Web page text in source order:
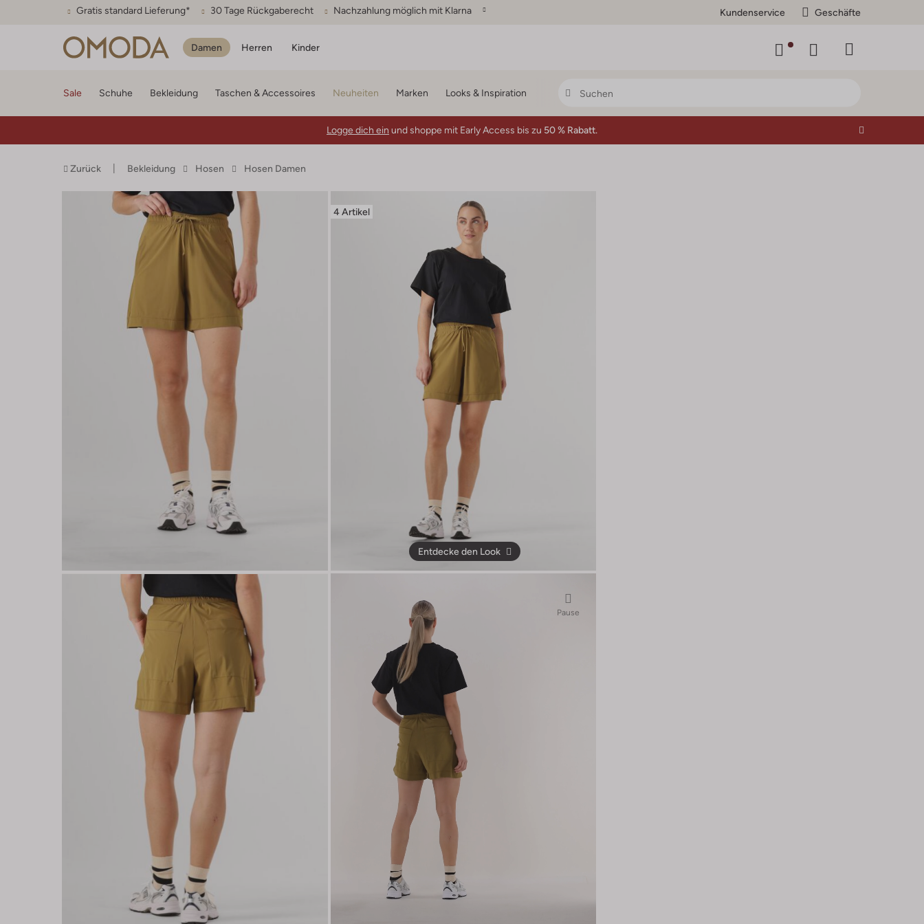
Gratis standard Lieferung* 30 Tage Rückgaberecht Nachzahlung möglich mit Klarna Kundenservice Geschäfte
Damen Herren Kinder
Sale Schuhe Bekleidung Taschen & Accessoires Neuheiten Marken Looks & Inspiration
Logge dich ein und shoppe mit Early Access bis zu 50 % Rabatt.
Zurück Bekleidung Hosen Hosen Damen
4 Artikel
Entdecke den Look
Pause